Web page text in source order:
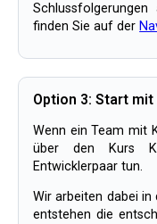
finden Sie auf der
Option 3: Start mit
Wenn ein Team mit KI sofort starten will, können wir das
über den Kurs
Entwicklerpaar tun.
Wir arbeiten dabei in der realen Codebasis des Teams. So
entstehen die